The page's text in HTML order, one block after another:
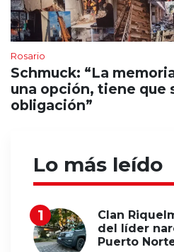
Rosario
Schmuck: “La
una opción, tiene que
obligación”
Lo más leído
Clan
del líder
Puerto